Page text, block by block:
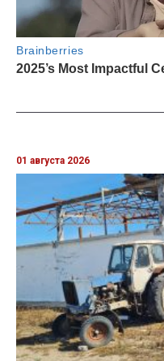
01 августа 2026